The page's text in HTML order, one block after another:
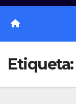
Etiqueta: